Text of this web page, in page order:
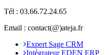
Tél : 03.66.72.24.65
Email : contact(@)ateja.fr
Expert Sage CRM
Intégrateur EDEN ERP